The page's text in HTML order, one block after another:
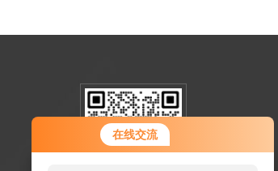
在线交流